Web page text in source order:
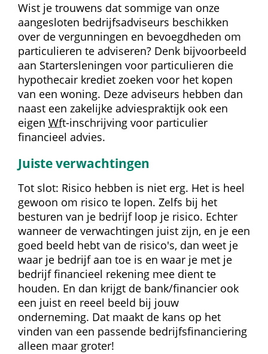
Wist je trouwens dat sommige van onze
aangesloten bedrijfsadviseurs beschikken
over de vergunningen en bevoegdheden om
particulieren te adviseren? Denk bijvoorbeeld
aan Startersleningen voor particulieren die
hypothecair krediet zoeken voor het kopen
van een woning. Deze adviseurs hebben dan
naast een zakelijke adviespraktijk ook een
eigen Wft-inschrijving voor particulier
financieel advies.
Juiste verwachtingen
Tot slot: Risico hebben is niet erg. Het is heel
gewoon om risico te lopen. Zelfs bij het
besturen van je bedrijf loop je risico. Echter
wanneer de verwachtingen juist zijn, en je een
goed beeld hebt van de risico's, dan weet je
waar je bedrijf aan toe is en waar je met je
bedrijf financieel rekening mee dient te
houden. En dan krijgt de bank/financier ook
een juist en reeel beeld bij jouw
onderneming. Dat maakt de kans op het
vinden van een passende bedrijfsfinanciering
alleen maar groter!